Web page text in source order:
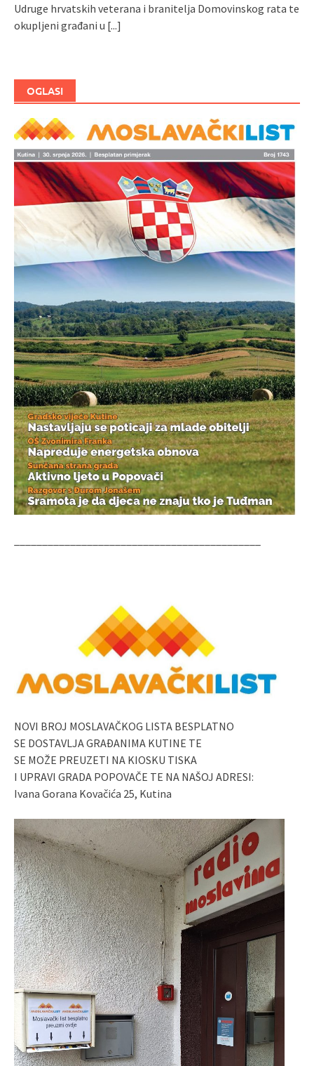
Udruge hrvatskih veterana i branitelja Domovinskog rata te
okupljeni građani u [...]
OGLASI
NOVI BROJ MOSLAVAČKOG LISTA BESPLATNO
SE DOSTAVLJA GRAĐANIMA KUTINE TE
SE MOŽE PREUZETI NA KIOSKU TISKA
I UPRAVI GRADA POPOVAČE TE NA NAŠOJ ADRESI:
Ivana Gorana Kovačića 25, Kutina